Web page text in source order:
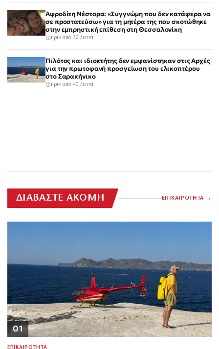
Αφροδίτη Νέστορα: «Συγγνώμη που δεν κατάφερα να
σε προστατεύσω» για τη μητέρα της που σκοτώθηκε
στην εμπρηστική επίθεση στη Θεσσαλονίκη
πριν από 32 λεπτά
Πιλότος και ιδιοκτήτης δεν εμφανίστηκαν στις Αρχές
για την πρωτοφανή προσγείωση του ελικοπτέρου
στο Σαρακήνικο
πριν από 40 λεπτά
ΔΙΑΒΑΣΤΕ ΑΚΟΜΗ ΕΠΙΚΑΙΡΟΤΗΤΑ
01
ΕΠΙΚΑΙΡΟΤΗΤΑ